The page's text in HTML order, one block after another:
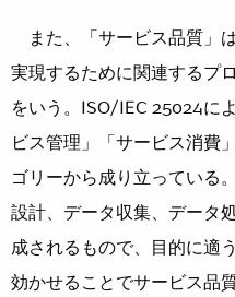
また、「サービス品質」
実現するために関連するプ
をいう。ISO/IEC 25024に
ビス管理」「サービス消費
ゴリーから成り立っている
設計、データ収集、データ
成されるもので、目的に適
効かせることでサービス品